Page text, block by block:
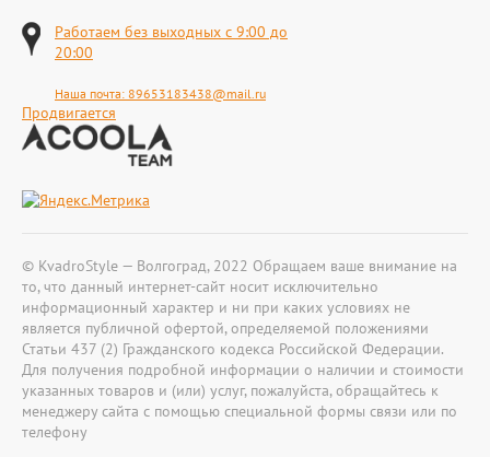
Работаем без выходных с 9:00 до
20:00
Наша почта: 89653183438@mail.ru
Продвигается
© KvadroStyle — Волгоград, 2022 Обращаем ваше внимание на
то, что данный интернет-сайт носит исключительно
информационный характер и ни при каких условиях не
является публичной офертой, определяемой положениями
Статьи 437 (2) Гражданского кодекса Российской Федерации.
Для получения подробной информации о наличии и стоимости
указанных товаров и (или) услуг, пожалуйста, обращайтесь к
менеджеру сайта с помощью специальной формы связи или по
телефону